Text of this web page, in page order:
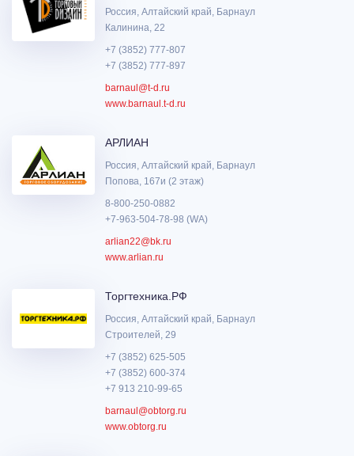
Россия, Алтайский край, Барнаул
Калинина, 22
+7 (3852) 777-807
+7 (3852) 777-897
barnaul@t-d.ru
www.barnaul.t-d.ru
АРЛИАН
Россия, Алтайский край, Барнаул
Попова, 167и (2 этаж)
8-800-250-0882
+7-963-504-78-98 (WA)
arlian22@bk.ru
www.arlian.ru
Торгтехника.РФ
Россия, Алтайский край, Барнаул
Строителей, 29
+7 (3852) 625-505
+7 (3852) 600-374
+7 913 210-99-65
barnaul@obtorg.ru
www.obtorg.ru